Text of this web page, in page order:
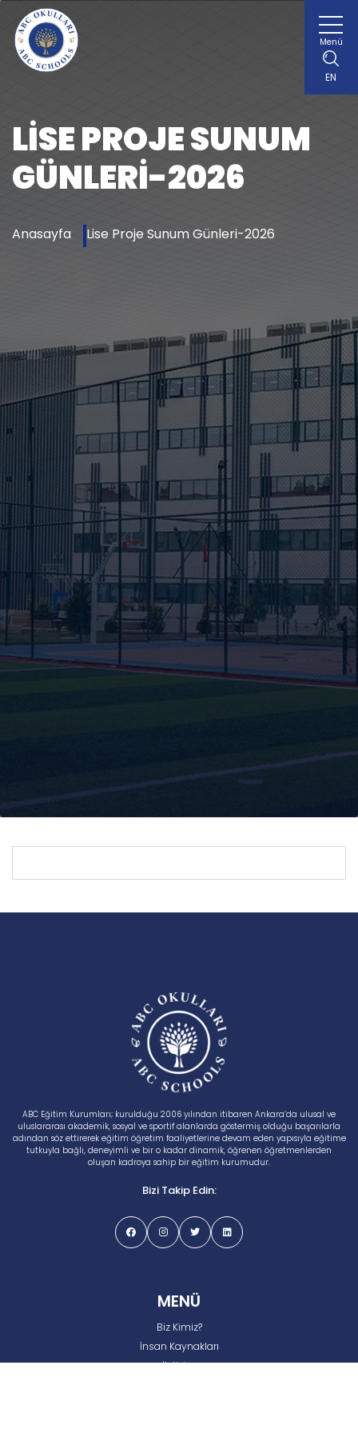
Menü
EN
LISE PROJE SUNUM
GÜNLERI-2026
Anasayfa Lise Proje Sunum Günleri-2026
ABC Eğitim Kurumları; kurulduğu 2006 yılından itibaren Ankara’da ulusal ve
uluslararası akademik, sosyal ve sportif alanlarda göstermiş olduğu başarılarla
adından söz ettirerek eğitim öğretim faaliyetlerine devam eden yapısıyla eğitime
tutkuyla bağlı, deneyimli ve bir o kadar dinamik, öğrenen öğretmenlerden
oluşan kadroya sahip bir eğitim kurumudur.
Bizi Takip Edin:
MENÜ
Biz Kimiz?
İnsan Kaynakları
İletişim